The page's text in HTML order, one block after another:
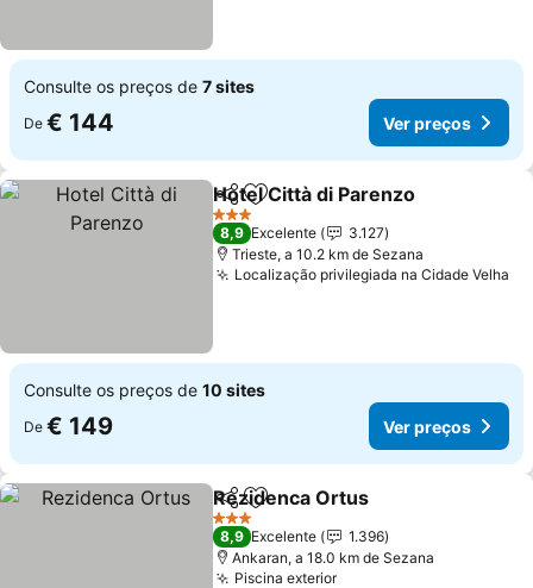
Consulte os preços de 7 sites
De € 144 Ver preços
PartilharAdicionar aos favoritos
Hotel Città di Parenzo
3 Estrelas
8,9 Excelente
3.127
Trieste, a 10.2 km de Sezana
Localização privilegiada na Cidade Velha
Consulte os preços de 10 sites
De € 149 Ver preços
PartilharAdicionar aos favoritos
Rezidenca Ortus
3 Estrelas
8,9 Excelente
1.396
Ankaran, a 18.0 km de Sezana
Piscina exterior